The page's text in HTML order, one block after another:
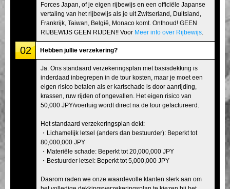
Forces Japan, of je eigen rijbewijs en een officiële Japanse
vertaling van het rijbewijs als je uit Zwitserland, Duitsland,
Frankrijk, Taiwan, België, Monaco komt. Onthoud! GEEN
RIJBEWIJS GEEN RIJDEN!! Voor Meer info over Rijbewijs
02 Hebben jullie verzekering?
Ja. Ons standaard verzekeringsplan met basisdekking is
inderdaad inbegrepen in de tour kosten, maar je moet een
eigen risico betalen als er kartschade is door aanrijding,
krassen, ruw rijden of ongevallen. Het eigen risico van
50,000 JPY/voertuig wordt direct na de tour gefactureerd.
Het standaard verzekeringsplan dekt:
・Lichamelijk letsel (anders dan bestuurder): Beperkt tot
80,000,000 JPY
・Materiële schade: Beperkt tot 20,000,000 JPY
・Bestuurder letsel: Beperkt tot 5,000,000 JPY
Daarom raden we onze waardevolle klanten sterk aan om